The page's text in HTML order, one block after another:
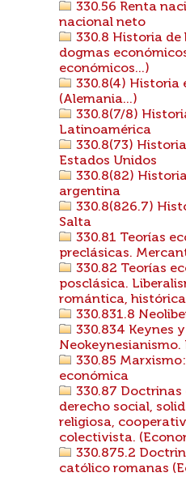
330.56 Renta
nacional neto
330.8 Historia
dogmas
económicos...)
330.8(4) Historia
(Alemania...)
330.8(7/8)
Latinoamérica
330.8(73)
Estados Unidos
330.8(82)
argentina
330.8(826.7)
Salta
330.81 Teorías
preclásicas.
330.82 Teorías
posclásica.
romántica, histórica
330.831.8
330.834 Keynes
Neokeynesianismo.
330.85
económica
330.87
derecho social,
religiosa,
colectivista.
330.875.2
católico romanas